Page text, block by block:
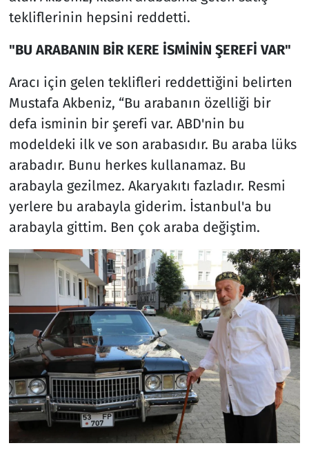
tekliflerinin hepsini reddetti.
"BU ARABANIN BİR KERE İSMİNİN ŞEREFİ VAR"
Aracı için gelen teklifleri reddettiğini belirten
Mustafa Akbeniz, “Bu arabanın özelliği bir
defa isminin bir şerefi var. ABD'nin bu
modeldeki ilk ve son arabasıdır. Bu araba lüks
arabadır. Bunu herkes kullanamaz. Bu
arabayla gezilmez. Akaryakıtı fazladır. Resmi
yerlere bu arabayla giderim. İstanbul'a bu
arabayla gittim. Ben çok araba değiştim.